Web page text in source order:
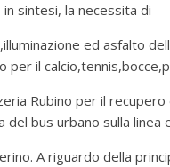
sintesi, la necessita di
ed asfalto
per il
Rubino per il
del bus urbano sulla linea
A riguardo della